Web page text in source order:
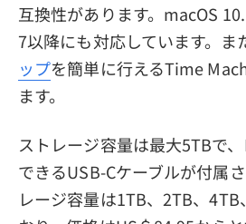
互換性があります。macOS
7以降にも対応しています。ま
ップを簡単に行えるTime
ます。
ストレージ容量は最大5TBで
できるUSB-Cケーブルが付属
レージ容量は1TB、2TB、